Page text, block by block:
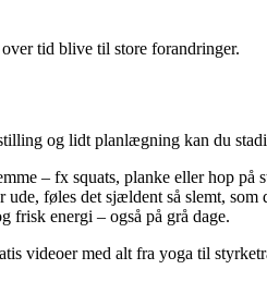
tid blive til store forandringer.
og lidt planlægning kan du
– fx squats, planke eller hop på
føles det sjældent så slemt, som
frisk energi – også på grå dage.
videoer med alt fra yoga til